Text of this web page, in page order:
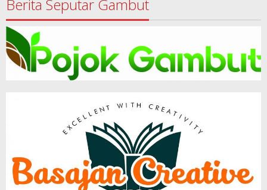
Berita Seputar Gambut